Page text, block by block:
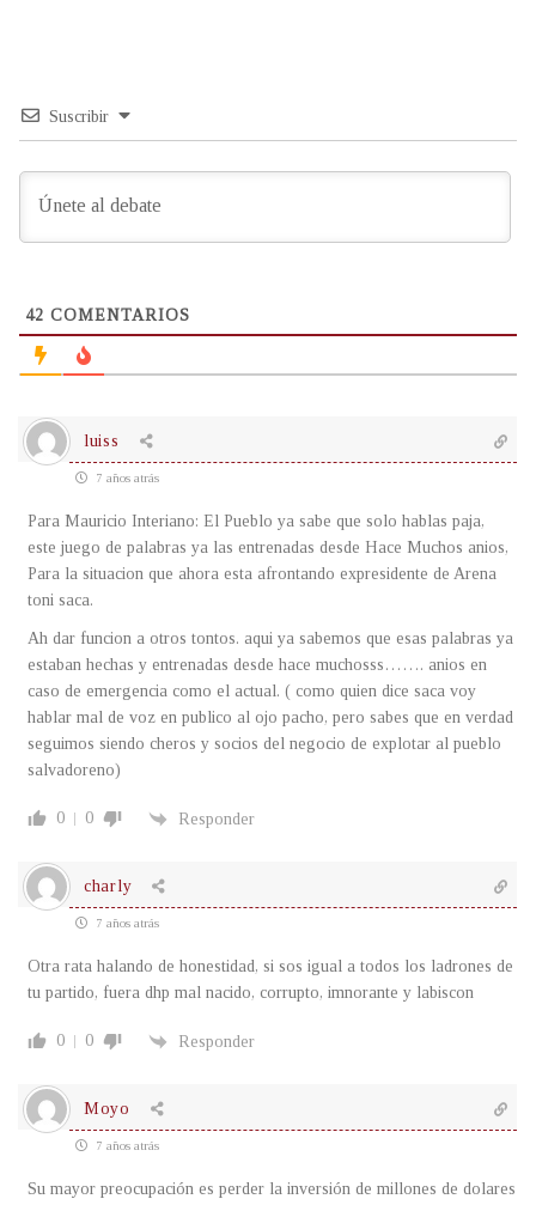
Suscribir
42 COMENTARIOS
luiss
7 años atrás
Para Mauricio Interiano: El Pueblo ya sabe que solo hablas paja,
este juego de palabras ya las entrenadas desde Hace Muchos anios,
Para la situacion que ahora esta afrontando expresidente de Arena
toni saca.
Ah dar funcion a otros tontos. aqui ya sabemos que esas palabras ya
estaban hechas y entrenadas desde hace muchosss……. anios en
caso de emergencia como el actual. ( como quien dice saca voy
hablar mal de voz en publico al ojo pacho, pero sabes que en verdad
seguimos siendo cheros y socios del negocio de explotar al pueblo
salvadoreno)
0 0 Responder
charly
7 años atrás
Otra rata halando de honestidad, si sos igual a todos los ladrones de
tu partido, fuera dhp mal nacido, corrupto, imnorante y labiscon
0 0 Responder
Moyo
7 años atrás
Su mayor preocupación es perder la inversión de millones de dolares